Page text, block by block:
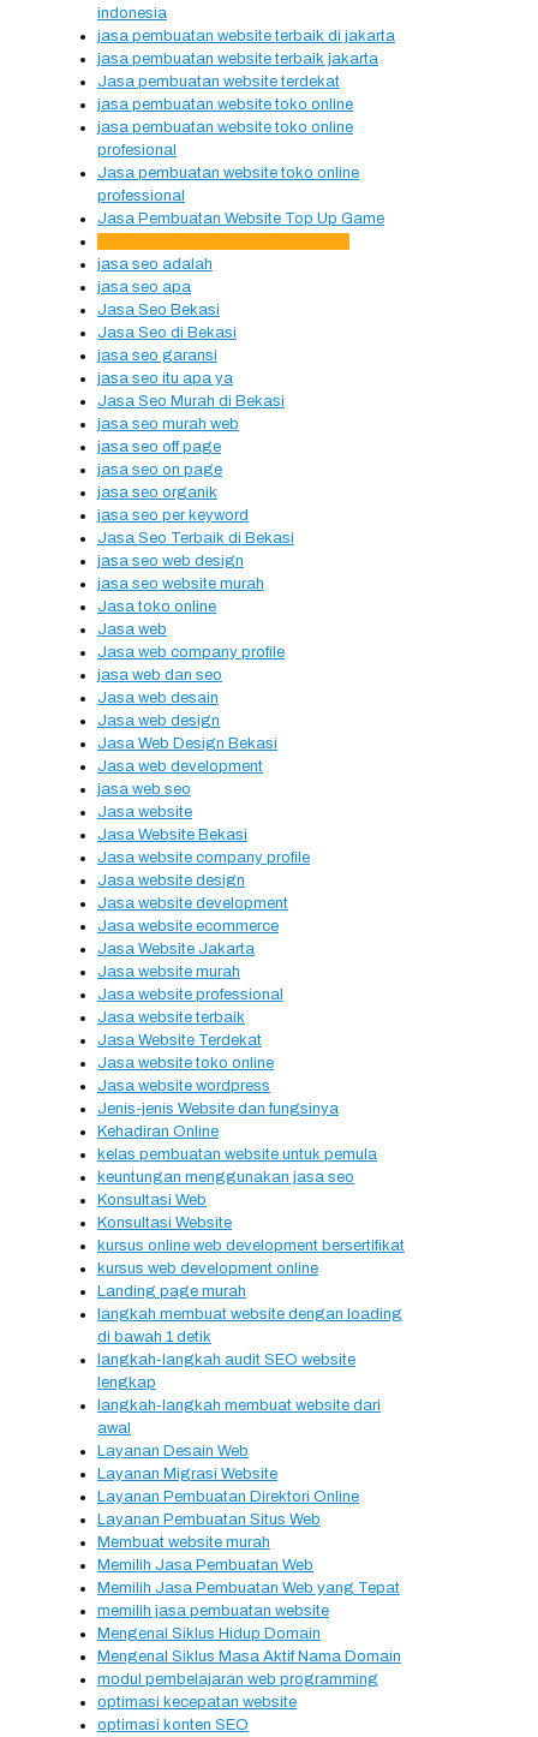
indonesia
jasa pembuatan website terbaik di jakarta
jasa pembuatan website terbaik jakarta
Jasa pembuatan website terdekat
jasa pembuatan website toko online
jasa pembuatan website toko online
profesional
Jasa pembuatan website toko online
professional
Jasa Pembuatan Website Top Up Game
jasa seo adalah
jasa seo apa
Jasa Seo Bekasi
Jasa Seo di Bekasi
jasa seo garansi
jasa seo itu apa ya
Jasa Seo Murah di Bekasi
jasa seo murah web
jasa seo off page
jasa seo on page
jasa seo organik
jasa seo per keyword
Jasa Seo Terbaik di Bekasi
jasa seo web design
jasa seo website murah
Jasa toko online
Jasa web
Jasa web company profile
jasa web dan seo
Jasa web desain
Jasa web design
Jasa Web Design Bekasi
Jasa web development
jasa web seo
Jasa website
Jasa Website Bekasi
Jasa website company profile
Jasa website design
Jasa website development
Jasa website ecommerce
Jasa Website Jakarta
Jasa website murah
Jasa website professional
Jasa website terbaik
Jasa Website Terdekat
Jasa website toko online
Jasa website wordpress
Jenis-jenis Website dan fungsinya
Kehadiran Online
kelas pembuatan website untuk pemula
keuntungan menggunakan jasa seo
Konsultasi Web
Konsultasi Website
kursus online web development bersertifikat
kursus web development online
Landing page murah
langkah membuat website dengan loading
di bawah 1 detik
langkah-langkah audit SEO website
lengkap
langkah-langkah membuat website dari
awal
Layanan Desain Web
Layanan Migrasi Website
Layanan Pembuatan Direktori Online
Layanan Pembuatan Situs Web
Membuat website murah
Memilih Jasa Pembuatan Web
Memilih Jasa Pembuatan Web yang Tepat
memilih jasa pembuatan website
Mengenal Siklus Hidup Domain
Mengenal Siklus Masa Aktif Nama Domain
modul pembelajaran web programming
optimasi kecepatan website
optimasi konten SEO